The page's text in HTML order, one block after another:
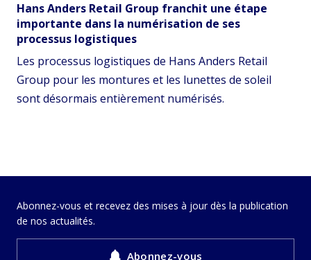
Hans Anders Retail Group franchit une étape
importante dans la numérisation de ses
processus logistiques
Les processus logistiques de Hans Anders Retail
Group pour les montures et les lunettes de soleil
sont désormais entièrement numérisés.
Abonnez-vous et recevez des mises à jour dès la publication
de nos actualités.
Abonnez-vous